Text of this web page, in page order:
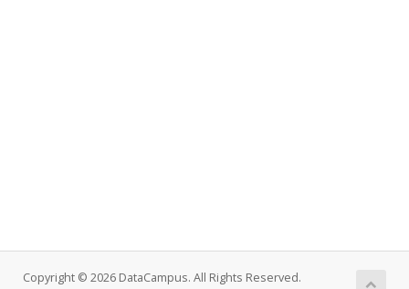
Copyright © 2026 DataCampus. All Rights Reserved.